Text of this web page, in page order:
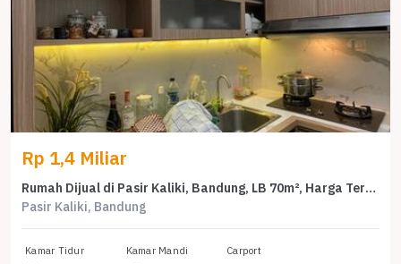
Rp 1,4 Miliar
Rumah Dijual di Pasir Kaliki, Bandung, LB 70m², Harga Terbaik!
Pasir Kaliki, Bandung
Kamar Tidur Kamar Mandi Carport